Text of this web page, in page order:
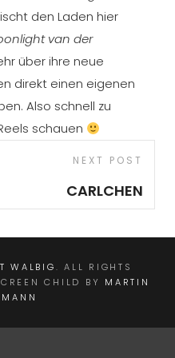
den Laden hier
van der
über ihre neue
direkt einen eigenen
Also schnell zu
schauen
NEXT POST
CARLCHEN
WALBIG. ALL RIGHTS
CHILD BY MARTIN